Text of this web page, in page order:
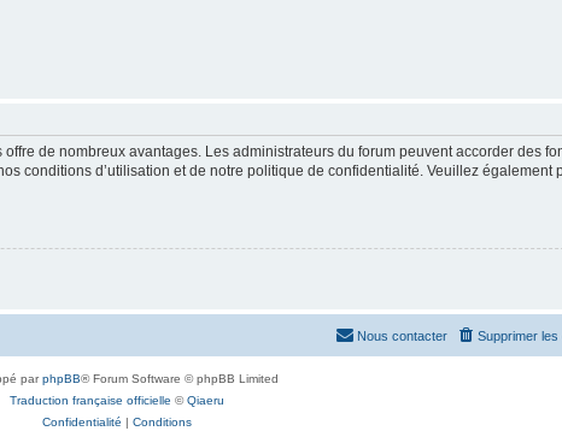
de nombreux avantages. Les administrateurs du forum peuvent accorder des
conditions d’utilisation et de notre politique de confidentialité. Veuillez également
Supprimer les
Nous contacter
parphpBB® Forum Software © phpBB Limited
Traduction française officielle ©Qiaeru
Confidentialité | Conditions